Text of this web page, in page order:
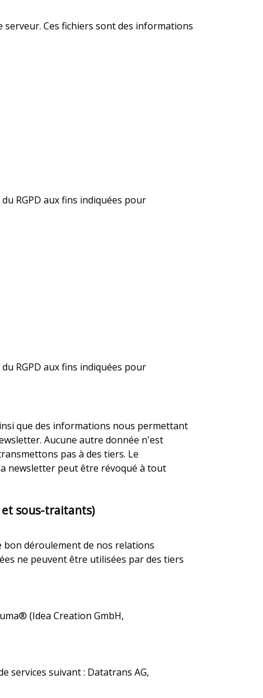
Ces fichiers sont des informations
RGPD aux fins indiquées pour
RGPD aux fins indiquées pour
que des informations nous permettant
Aucune autre donnée n'est
pas à des tiers. Le
newsletter peut être révoqué à tout
sous-traitants)
bon déroulement de nos relations
ne peuvent être utilisées par des tiers
(Idea Creation GmbH,
services suivant : Datatrans AG,